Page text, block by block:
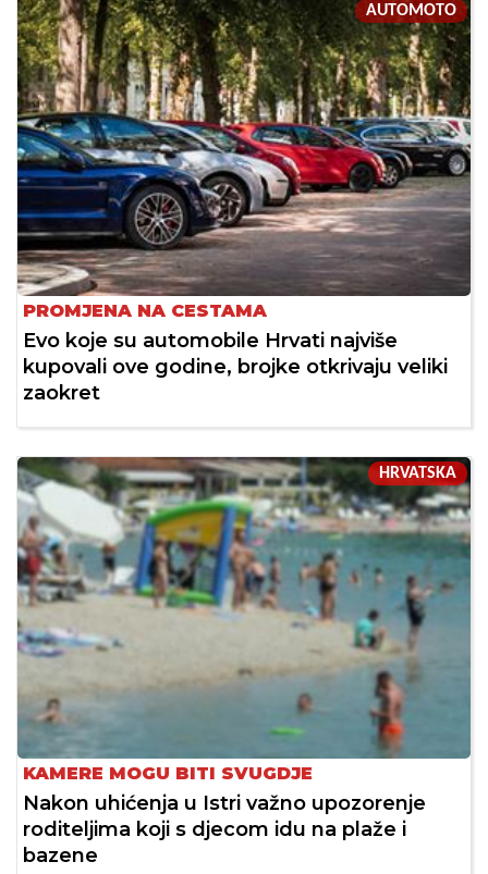
AUTOMOTO
PROMJENA NA CESTAMA
Evo koje su automobile Hrvati najviše
kupovali ove godine, brojke otkrivaju veliki
zaokret
HRVATSKA
KAMERE MOGU BITI SVUGDJE
Nakon uhićenja u Istri važno upozorenje
roditeljima koji s djecom idu na plaže i
bazene